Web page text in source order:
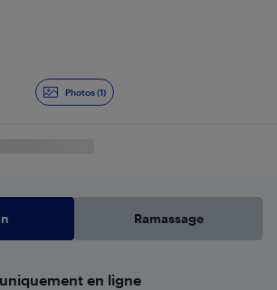
Photos (1)
Ramassage
en ligne